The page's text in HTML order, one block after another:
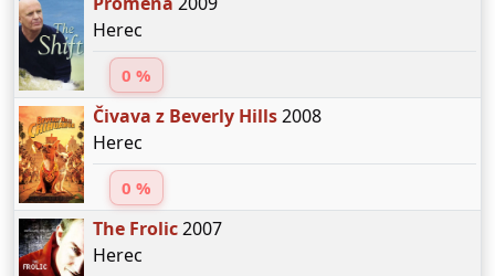
Herec
0 %
Čivava z Beverly Hills2008
Herec
0 %
The Frolic2007
Herec